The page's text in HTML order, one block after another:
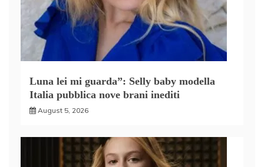
Luna lei mi guarda”: Selly baby modella
Italia pubblica nove brani inediti
August 5, 2026